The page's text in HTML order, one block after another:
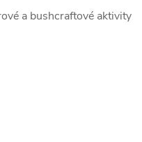
a bushcraftové aktivity